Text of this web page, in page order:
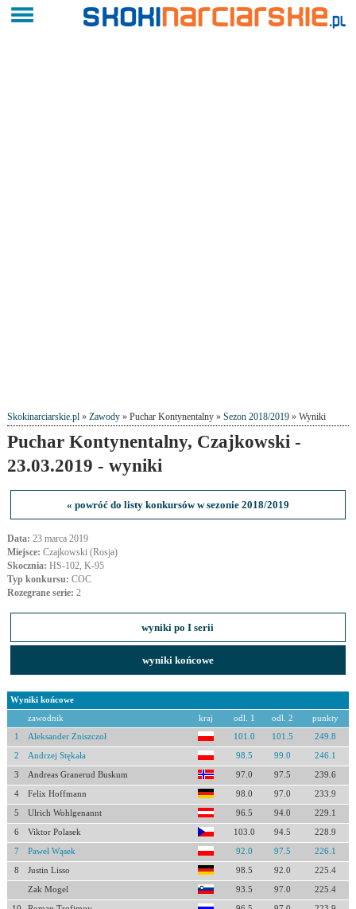
Skokinarciarskie.pl» Zawody» Puchar Kontynentalny » Sezon 2018/2019» Wyniki
Puchar Kontynentalny, Czajkowski -
23.03.2019 - wyniki
« powróć do listy konkursów w sezonie 2018/2019
Data: 23 marca 2019
Miejsce: Czajkowski (Rosja)
Skocznia: HS-102, K-95
Typ konkursu: COC
Rozegrane serie: 2
wyniki po I serii
wyniki końcowe
Wyniki końcowe
zawodnik kraj odl. 1 odl. 2 punkty
1 Aleksander Zniszczoł 101.0 101.5 249.8
2 Andrzej Stękała 98.5 99.0 246.1
3 Andreas Granerud Buskum 97.0 97.5 239.6
4 Felix Hoffmann 98.0 97.0 233.9
5 Ulrich Wohlgenannt 96.5 94.0 229.1
6 Viktor Polasek 103.0 94.5 228.9
7 Paweł Wąsek 92.0 97.5 226.1
8 Justin Lisso 98.5 92.0 225.4
Zak Mogel 93.5 97.0 225.4